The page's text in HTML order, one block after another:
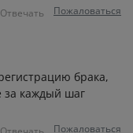
Отвечать Пожаловаться
брака,
за каждый шаг
Пожаловаться